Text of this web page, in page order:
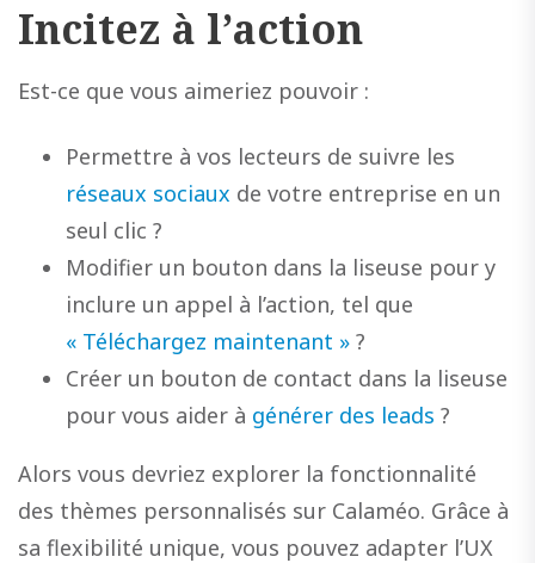
Incitez à l’action
Est-ce que vous aimeriez pouvoir :
Permettre à vos lecteurs de suivre les
réseaux sociaux de votre entreprise en un
seul clic ?
Modifier un bouton dans la liseuse pour y
inclure un appel à l’action, tel que
« Téléchargez maintenant » ?
Créer un bouton de contact dans la liseuse
pour vous aider à générer des leads ?
Alors vous devriez explorer la fonctionnalité
des thèmes personnalisés sur Calaméo. Grâce à
sa flexibilité unique, vous pouvez adapter l’UX